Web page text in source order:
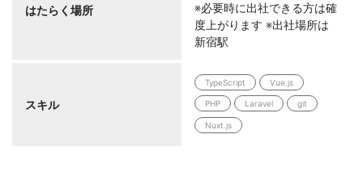
はたらく場所
※必要時に出社できる方は確
度上がります ※出社場所は
新宿駅
スキル
TypeScript Vue.js
PHP Laravel git
Nuxt.js